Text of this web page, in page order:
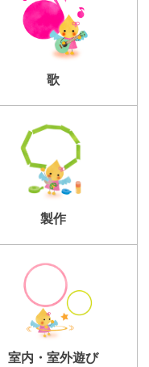
歌
製作
室内・室外遊び